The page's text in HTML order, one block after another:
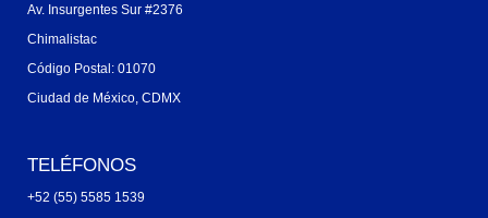
Av. Insurgentes Sur #2376
Chimalistac
Código Postal: 01070
Ciudad de México, CDMX
TELÉFONOS
+52 (55) 5585 1539